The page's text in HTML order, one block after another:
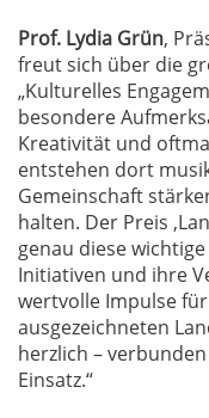
Prof. Lydia Grün,
freut sich über die
„Kulturelles
besondere
Kreativität und
entstehen dort
Gemeinschaft
halten. Der Preis
genau diese
Initiativen und ihre
wertvolle Impulse
ausgezeichneten
herzlich –
Einsatz.“